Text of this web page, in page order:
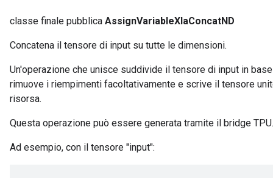
classe finale pubblica AssignVariableXlaConcatND
Concatena il tensore di input su tutte le dimensioni.
Un'operazione che unisce suddivide il tensore di input in
rimuove i riempimenti facoltativamente e scrive il tensore
risorsa.
Questa operazione può essere generata tramite il bridge TPU.
Ad esempio, con il tensore "input":